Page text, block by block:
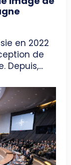
en 2022
de
Depuis,...